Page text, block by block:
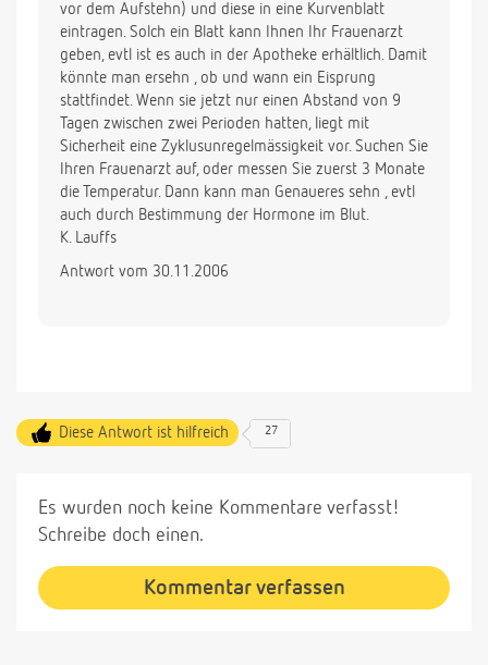
vor dem Aufstehn) und diese in eine Kurvenblatt
eintragen. Solch ein Blatt kann Ihnen Ihr Frauenarzt
geben, evtl ist es auch in der Apotheke erhältlich. Damit
könnte man ersehn , ob und wann ein Eisprung
stattfindet. Wenn sie jetzt nur einen Abstand von 9
Tagen zwischen zwei Perioden hatten, liegt mit
Sicherheit eine Zyklusunregelmässigkeit vor. Suchen Sie
Ihren Frauenarzt auf, oder messen Sie zuerst 3 Monate
die Temperatur. Dann kann man Genaueres sehn , evtl
auch durch Bestimmung der Hormone im Blut.
K. Lauffs
Antwort vom 30.11.2006
Diese Antwort ist hilfreich 27
Es wurden noch keine Kommentare verfasst!
Schreibe doch einen.
Kommentar verfassen